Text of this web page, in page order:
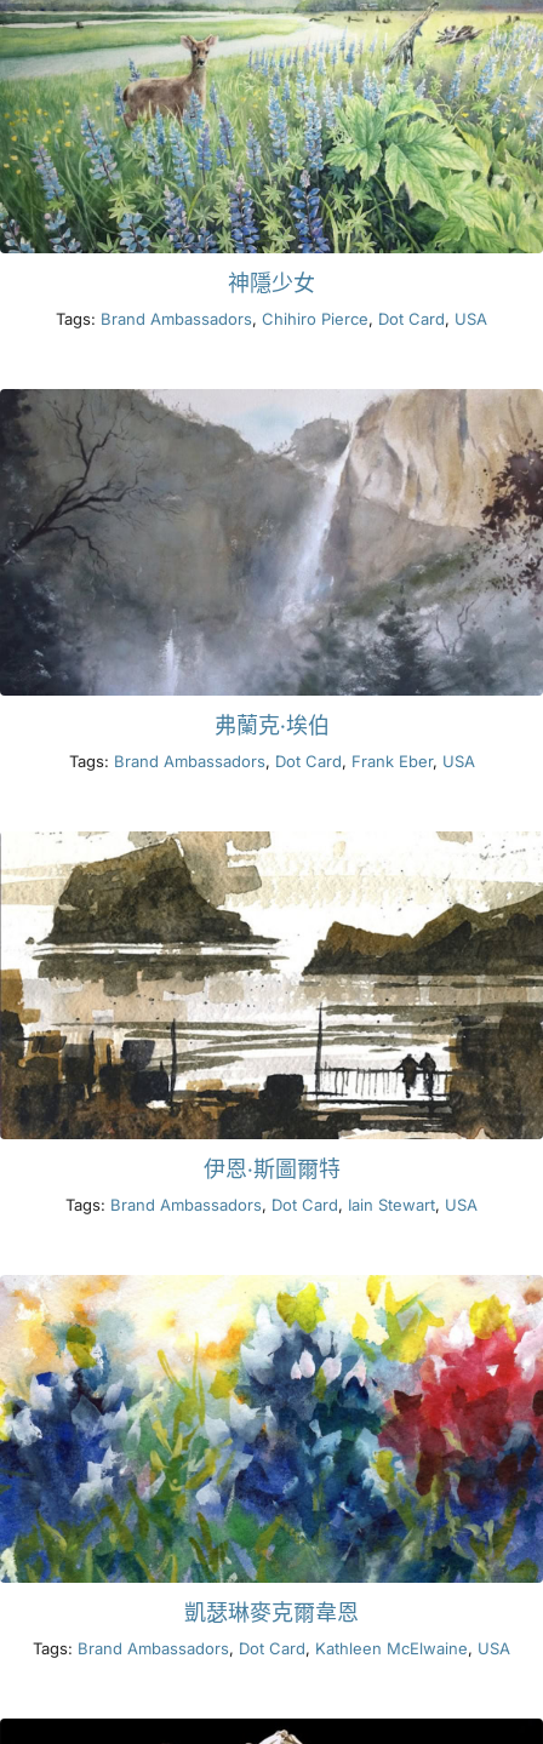
神隱少女
Tags: Brand Ambassadors, Chihiro Pierce, Dot Card, USA
弗蘭克·埃伯
Tags: Brand Ambassadors, Dot Card, Frank Eber, USA
伊恩·斯圖爾特
Tags: Brand Ambassadors, Dot Card, Iain Stewart, USA
凱瑟琳麥克爾韋恩
Tags: Brand Ambassadors, Dot Card, Kathleen McElwaine, USA